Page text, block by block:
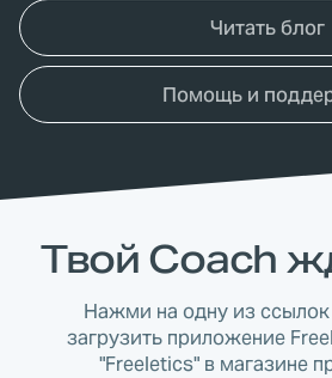
Читать блог
Помощь и
Твой Coach
Нажми на одну из
загрузить приложение
"Freeletics" в магазине